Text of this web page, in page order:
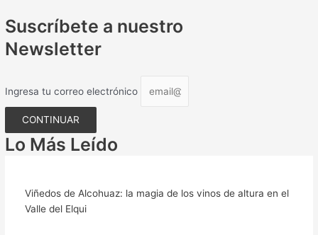
Suscríbete a nuestro
Newsletter
Ingresa tu correo electrónico
CONTINUAR
Lo Más Leído
Viñedos de Alcohuaz: la magia de los vinos de altura en el
Valle del Elqui